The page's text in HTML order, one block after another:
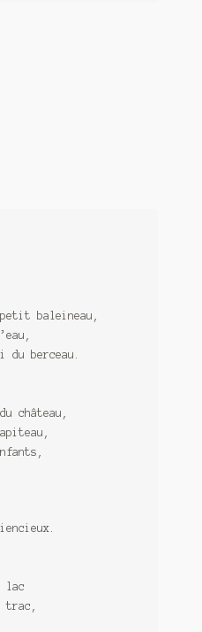
baleineau,
berceau.
château,
lac
trac,